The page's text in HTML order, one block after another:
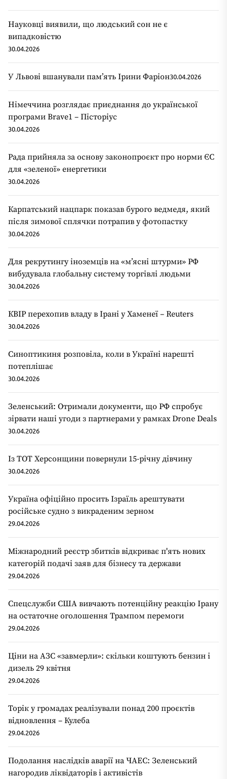
Науковці виявили, що людський сон не є
випадковістю
30.04.2026
У Львові вшанували пам’ять Ірини Фаріон30.04.2026
Німеччина розглядає приєднання до української
програми Brave1 – Пісторіус
30.04.2026
Рада прийняла за основу законопроєкт про норми ЄС
для «зеленої» енергетики
30.04.2026
Карпатський нацпарк показав бурого ведмедя, який
після зимової сплячки потрапив у фотопастку
30.04.2026
Для рекрутингу іноземців на «мʼясні штурми» РФ
вибудувала глобальну систему торгівлі людьми
30.04.2026
КВІР перехопив владу в Ірані у Хаменеї – Reuters
30.04.2026
Синоптикиня розповіла, коли в Україні нарешті
потеплішає
30.04.2026
Зеленський: Отримали документи, що РФ спробує
зірвати наші угоди з партнерами у рамках Drone Deals
30.04.2026
Із ТОТ Херсонщини повернули 15-річну дівчину
30.04.2026
Україна офіційно просить Ізраїль арештувати
російське судно з викраденим зерном
29.04.2026
Міжнародний реєстр збитків відкриває п'ять нових
категорій подачі заяв для бізнесу та держави
29.04.2026
Спецслужби США вивчають потенційну реакцію Ірану
на остаточне оголошення Трампом перемоги
29.04.2026
Ціни на АЗС «завмерли»: скільки коштують бензин і
дизель 29 квітня
29.04.2026
Торік у громадах реалізували понад 200 проєктів
відновлення – Кулеба
29.04.2026
Подолання наслідків аварії на ЧАЕС: Зеленський
нагородив ліквідаторів і активістів